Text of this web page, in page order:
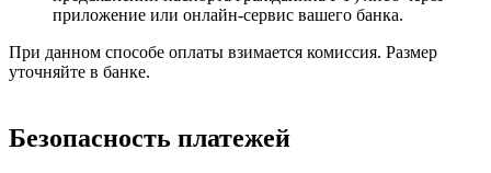
приложение или онлайн-сервис вашего банка.
При данном способе оплаты взимается комиссия. Размер
уточняйте в банке.
Безопасность платежей